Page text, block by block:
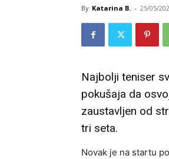
By Katarina B. - 25/05/
Najbolji teniser
pokušaja da
zaustavljen od
tri seta.
Novak je na startu